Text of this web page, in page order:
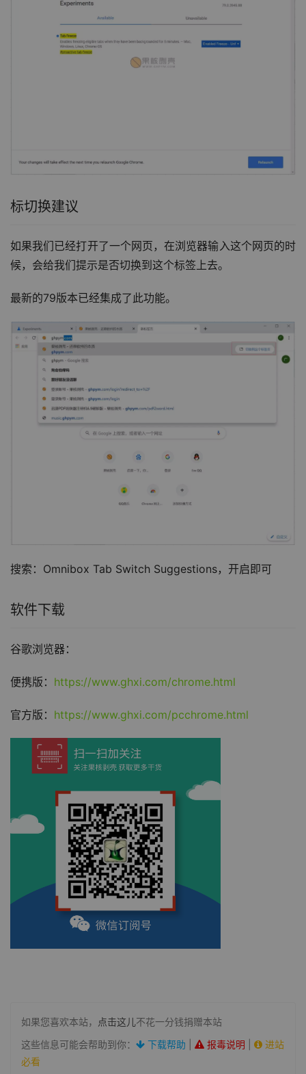
标切换建议
如果我们已经打开了一个网页，在浏览器输入这个网页的时
候，会给我们提示是否切换到这个标签上去。
最新的79版本已经集成了此功能。
搜索：Omnibox Tab Switch Suggestions，开启即可
软件下载
谷歌浏览器：
便携版： https://www.ghxi.com/chrome.html
官方版： https://www.ghxi.com/pcchrome.html
如果您喜欢本站， 点击这儿不花一分钱捐赠本站
这些信息可能会帮助到你：
下载帮助 报毒说明
进站
必看